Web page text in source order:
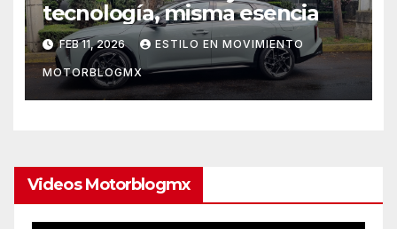
tecnología, misma esencia
FEB 11, 2026 ESTILO EN MOVIMIENTO
MOTORBLOGMX
Videos Motorblogmx